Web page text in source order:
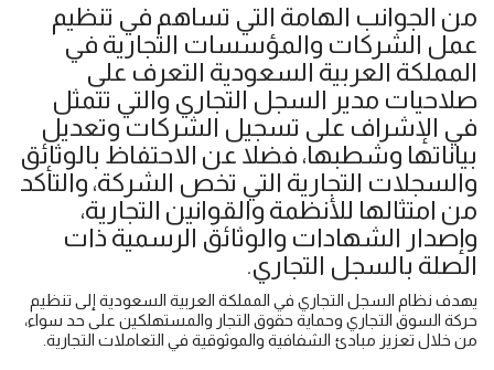
‎من الجوانب الهامة التي تساهم في تنظيم
عمل الشركات والمؤسسات التجارية في
المملكة العربية السعودية التعرف على
صلاحيات مدير السجل التجاري والتي تتمثل
في الإشراف على تسجيل الشركات وتعديل
بياناتها وشطبها، فضلا عن الاحتفاظ بالوثائق
والسجلات التجارية التي تخص الشركة، والتأكد
من امتثالها للأنظمة والقوانين التجارية،
وإصدار الشهادات والوثائق الرسمية ذات
الصلة بالسجل التجاري.
يهدف نظام السجل التجاري في المملكة العربية السعودية إلى تنظيم
حركة السوق التجاري وحماية حقوق التجار والمستهلكين على حد سواء،
من خلال تعزيز مبادئ الشفافية والموثوقية في التعاملات التجارية.